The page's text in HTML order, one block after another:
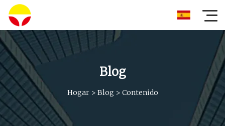
Blog
Hogar> Blog > Contenido